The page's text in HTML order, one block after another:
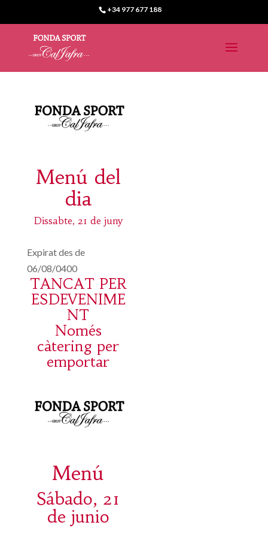
+34 977 677 188
Menú del
dia
Dissabte, 21 de juny
Expirat des de
06/08/0400
TANCAT PER
ESDEVENIME
NT
Només
càtering per
emportar
Menú
Sábado, 21
de junio